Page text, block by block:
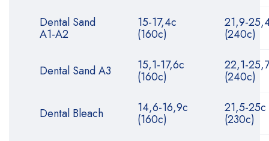
Dental Sand
A1-A2
15-17,4с
(160с)
21,9-
(240с)
Dental Sand A3 15,1-17,6с
(160с)
22,1-
(240с)
Dental Bleach 14,6-16,9с
(160с)
21,5-25с
(230с)